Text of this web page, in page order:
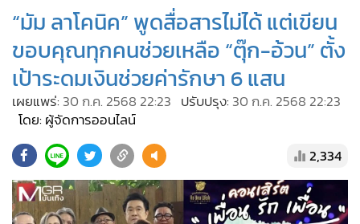
ผู้จัดการรายวัน
คอลัมนิสต์
• ละคร
• CbizReview
• Cyber BIZ
• Good health & Well-being
• Green Innovation & SD
• Management & HR
“มัม ลาโคนิค” พูดสื่อสารไม่ได้ แต่เขียน
ขอบคุณทุกคนช่วยเหลือ “ตุ๊ก-อ้วน” ตั้ง
เป้าระดมเงินช่วยค่ารักษา 6 แสน
เผยแพร่: 30 ก.ค. 2568 22:23 ปรับปรุง: 30 ก.ค. 2568 22:23
โดย: ผู้จัดการออนไลน์
2,334